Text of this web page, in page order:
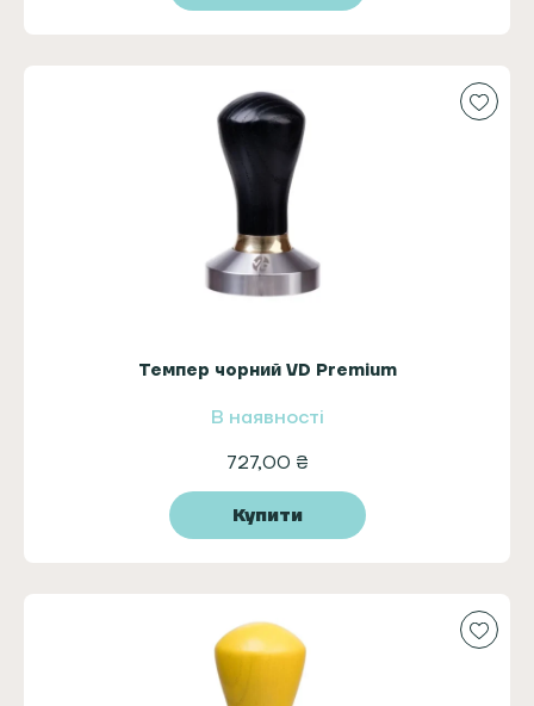
Темпер чорний VD Premium
В наявності
727,00 ₴
Купити